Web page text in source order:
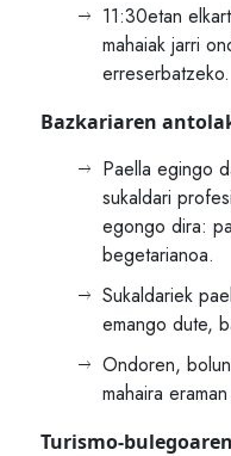
11:30etan
mahaiak jarri
erreserbatzeko.
Bazkariaren
Paella egingo
sukaldari
egongo dira:
begetarianoa.
Sukaldariek
emango dute,
Ondoren,
mahaira
Turismo-